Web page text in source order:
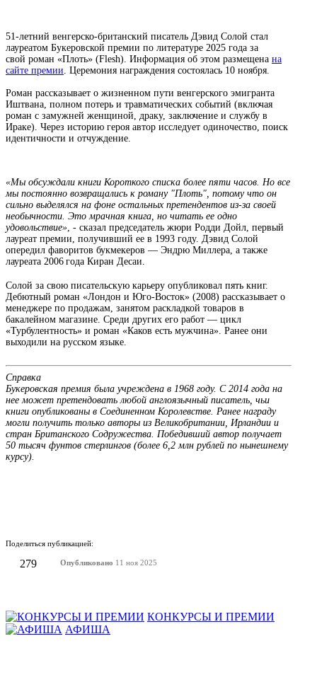
51-летний венгерско-британский писатель Дэвид Солой стал
лауреатом Букеровской премии по литературе 2025 года за
свой роман «Плоть» (Flesh). Информация об этом размещена на
сайте премии . Церемония награждения состоялась 10 ноября.
Роман рассказывает о жизненном пути венгерского эмигранта
Иштвана, полном потерь и травматических событий (включая
роман с замужней женщиной, драку, заключение и службу в
Ираке). Через историю героя автор исследует одиночество, поиск
идентичности и отчуждение.
«Мы обсуждали книги Короткого списка более пяти часов. Но все
мы постоянно возвращались к роману "Плоть", потому что он
сильно выделялся на фоне остальных претендентов из-за своей
необычности. Это мрачная книга, но читать ее одно
удовольствие» , - сказал председатель жюри Родди Дойл, первый
лауреат премии, получивший ее в 1993 году. Дэвид Солой
опередил фаворитов букмекеров — Эндрю Миллера, а также
лауреата 2006 года Киран Десаи.
Солой за свою писательскую карьеру опубликовал пять книг.
Дебютный роман «Лондон и Юго‑Восток» (2008) рассказывает о
менеджере по продажам, занятом раскладкой товаров в
бакалейном магазине. Среди других его работ — цикл
«Турбулентность» и роман «Каков есть мужчина». Ранее они
выходили на русском языке.
Справка
Букеровская премия была учреждена в 1968 году. С 2014 года на
нее может претендовать любой англоязычный писатель, чьи
книги опубликованы в Соединенном Королевстве. Ранее награду
могли получить только авторы из Великобритании, Ирландии и
стран Британского Содружества. Победивший автор получает
50 тысяч фунтов стерлингов (более 6,2 млн рублей по нынешнему
курсу).
Поделиться публикацией:
279 Опубликовано 11 ноя 2025
КОНКУРСЫ И ПРЕМИИ
АФИША